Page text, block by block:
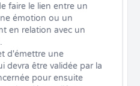
faire le lien entre un
émotion ou un
en relation avec un
d'émettre une
devra être validée par la
pour ensuite